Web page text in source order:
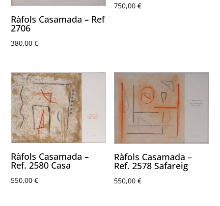
Ràfols Casamada – Ref
2706
380,00€
750,00€
Ràfols Casamada –
Ref. 2580 Casa
550,00€
Ràfols Casamada –
Ref. 2578 Safareig
550,00€